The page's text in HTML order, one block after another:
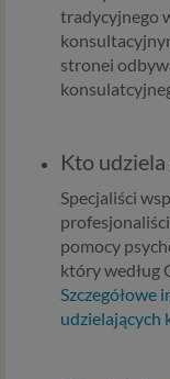
tradycyjnego
stronei
Kto
Specjaliści
pomocy
który według
Szczegółowe
udzielających
wykonania
w naszym
informacje
Jeśli zatem
zakresie
przypadku,
dostarczenie
zapewnienia
profilu tego
w stanie
korzystać.